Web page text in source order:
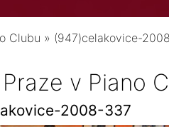
Clubu » (947)celakovice-
v Piano
2008-337